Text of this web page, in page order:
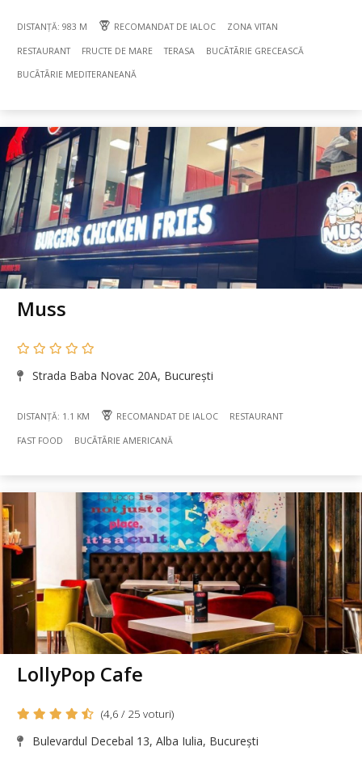
DISTANȚĂ: 983 M RECOMANDAT DE IALOC ZONA VITAN
RESTAURANT FRUCTE DE MARE TERASA BUCÃTÃRIE GRECEASCĂ
BUCÃTÃRIE MEDITERANEANĂ
Muss
Strada Baba Novac 20A, București
DISTANȚĂ: 1.1 KM RECOMANDAT DE IALOC RESTAURANT
FAST FOOD BUCÃTÃRIE AMERICANĂ
LollyPop Cafe
(4,6 / 25 voturi)
Bulevardul Decebal 13, Alba Iulia, București